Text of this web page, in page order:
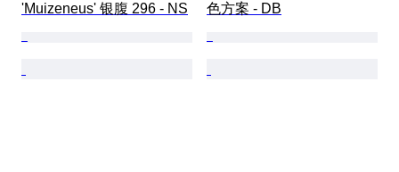
'Muizeneus' 银腹 296 - NS
色方案 - DB